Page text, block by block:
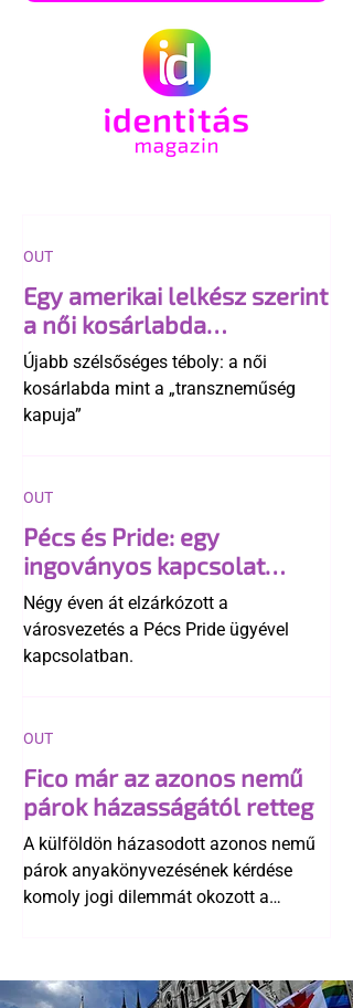
Egy amerikai lelkész szerint
a női kosárlabda
transzneműséghez vezet
Újabb szélsőséges téboly: a női
kosárlabda mint a „transzneműség
kapuja”
OUT
Pécs és Pride: egy
ingoványos kapcsolat
története
Négy éven át elzárkózott a
városvezetés a Pécs Pride ügyével
kapcsolatban.
OUT
Fico már az azonos nemű
párok házasságától retteg
A külföldön házasodott azonos nemű
párok anyakönyvezésének kérdése
komoly jogi dilemmát okozott a
egyértelműen tiltja a házasságuk
elismerését. Közben az ellenzéken belül
OUT